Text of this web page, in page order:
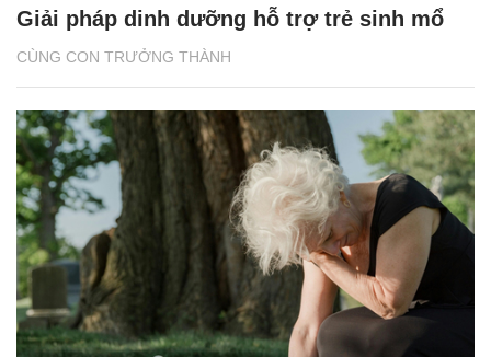
CÙNG CON TRƯỞNG THÀNH
Giải pháp dinh dưỡng hỗ trợ trẻ sinh mổ